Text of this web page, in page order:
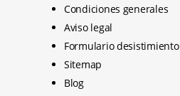
Condiciones generales
Aviso legal
Formulario desistimiento
Sitemap
Blog